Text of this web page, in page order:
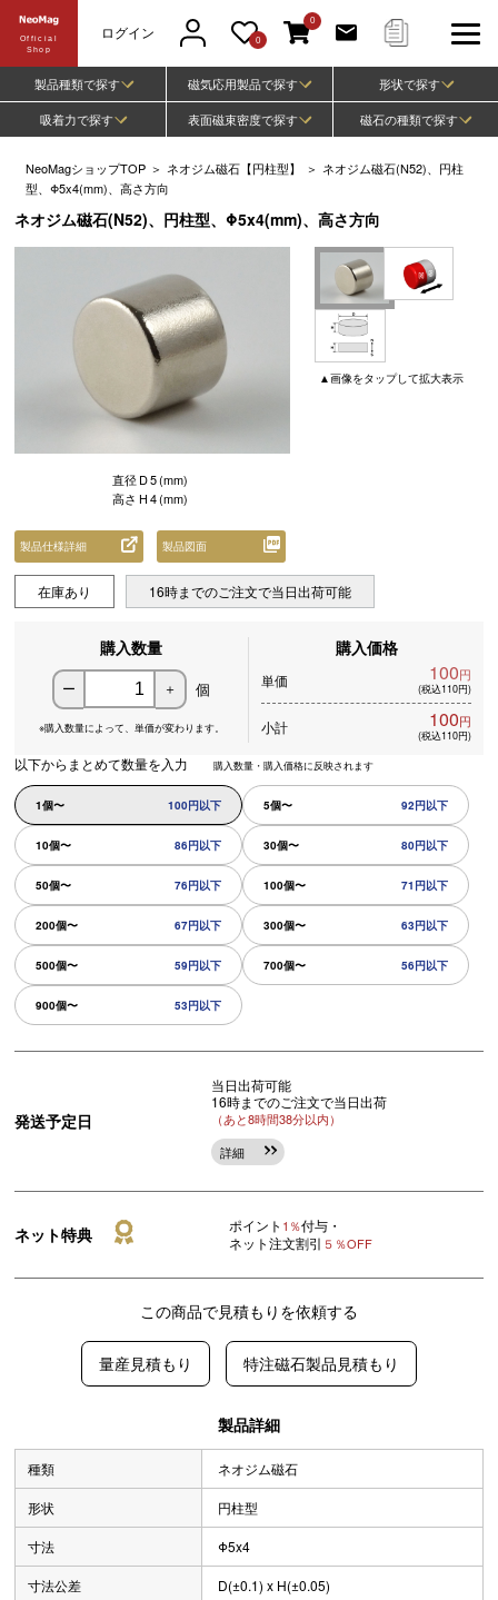
Official
Shop
ログイン 0
0
製品種類で探す 磁気応用製品で探す
形状で探す
吸着力で探す
表面磁束密度で探す 磁石の種類で探す
NeoMagショップTOP ＞ ネオジム磁石【円柱型】 ＞ ネオジム磁石(N52)、円柱
型、Φ5x4(mm)、高さ方向
ネオジム磁石(N52)、円柱型、Φ5x4(mm)、高さ方向
▲画像をタップして拡大表示
直径D5(mm)
高さ H4(mm)
製品仕様詳細 製品図面
在庫あり 16時までのご注文で当日出荷可能
購入数量
ー ＋ 個
※購入数量によって、 単価が変わります。
購入価格
単価 100円
(税込110円)
小計 100円
(税込110円)
以下からまとめて数量を入力 購入数量・購入価格に反映されます
1個〜 100円以下 5個〜 92円以下
10個〜 86円以下 30個〜 80円以下
50個〜 76円以下 100個〜 71円以下
200個〜 67円以下 300個〜 63円以下
500個〜 59円以下 700個〜 56円以下
900個〜 53円以下
発送予定日
当日出荷可能
16時までのご注文で当日出荷
（あと8時間38分以内）
詳細
ネット特典 ポイント 1％付与・
ネット注文割引 ５％OFF
この商品で見積もりを依頼する
量産見積もり 特注磁石製品見積もり
製品詳細
種類 ネオジム磁石
形状 円柱型
寸法 Φ5x4
寸法公差 D(±0.1) x H(±0.05)